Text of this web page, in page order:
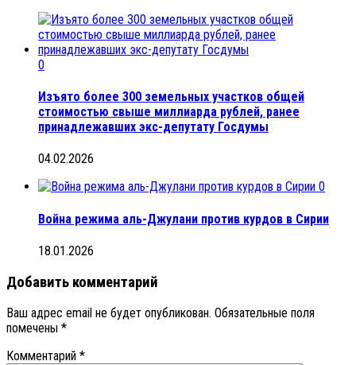
0
Изъято более 300 земельных участков общей
стоимостью свыше миллиарда рублей, ранее
принадлежавших экс-депутату Госдумы
04.02.2026
0
Война режима аль-Джулани против курдов в Сирии
18.01.2026
Добавить комментарий
Ваш адрес email не будет опубликован. Обязательные поля
помечены *
Комментарий *